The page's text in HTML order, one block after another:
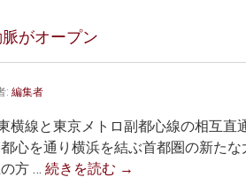
がオープン
: 編集者
横線と東京メトロ副都心線の相互直
心を通り横浜を結ぶ首都圏の新た
方 … 続きを読む →